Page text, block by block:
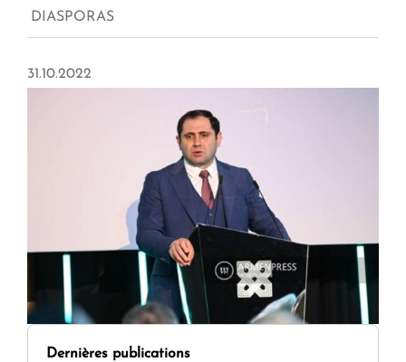
DIASPORAS
31.10.2022
Dernières publications